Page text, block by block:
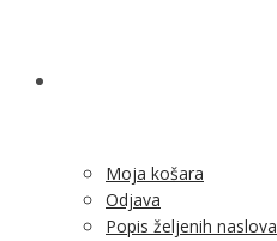
Moja košara
Odjava
Popis željenih naslova